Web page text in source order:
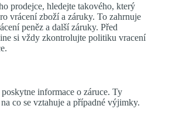
prodejce, hledejte takového, který
vrácení zboží a záruky. To zahrnuje
peněz a další záruky. Před
si vždy zkontrolujte politiku vracení
informace o záruce. Ty
co se vztahuje a případné výjimky.